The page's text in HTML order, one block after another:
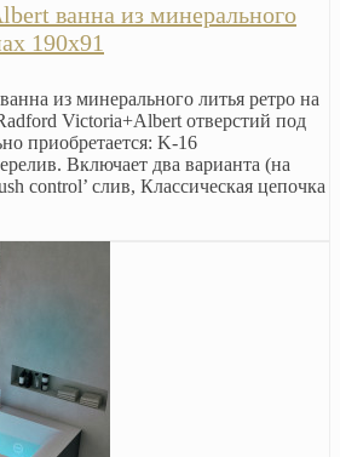
ванна из минерального
190х91
из минерального литья ретро на
Victoria+Albert отверстий под
приобретается: K-16
Включает два варианта (на
control’ слив, Классическая цепочка